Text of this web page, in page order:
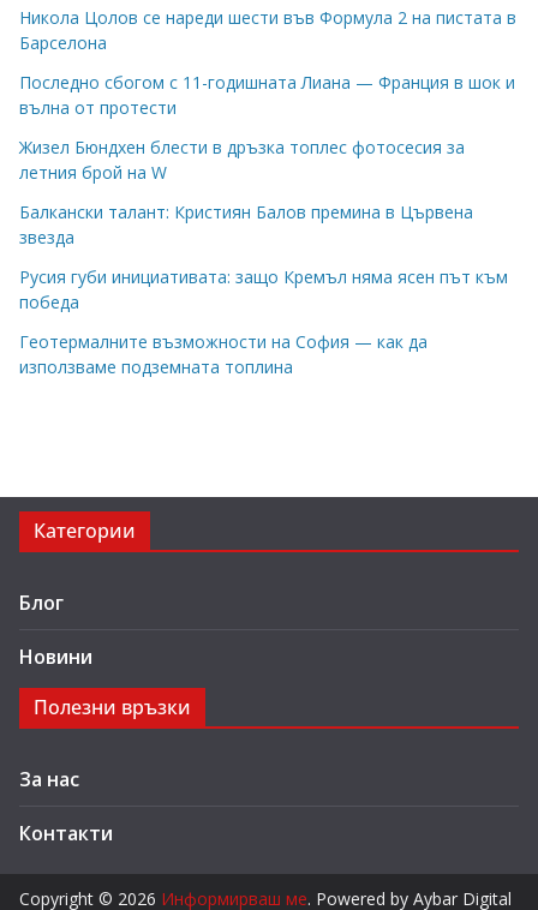
Никола Цолов се нареди шести във Формула 2 на пистата в
Барселона
Последно сбогом с 11-годишната Лиана — Франция в шок и
вълна от протести
Жизел Бюндхен блести в дръзка топлес фотосесия за
летния брой на W
Балкански талант: Кристиян Балов премина в Цървена
звезда
Русия губи инициативата: защо Кремъл няма ясен път към
победа
Геотермалните възможности на София — как да
използваме подземната топлина
Категории
Блог
Новини
Полезни връзки
За нас
Контакти
Copyright © 2026 Информирваш ме. Powered by Aybar Digital